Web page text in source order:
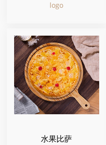
logo
水果比萨